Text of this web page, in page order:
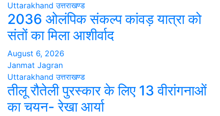
Uttarakhand उत्तराखण्ड
2036 ओलंपिक संकल्प कांवड़ यात्रा को
संतों का मिला आशीर्वाद
August 6, 2026
Janmat Jagran
Uttarakhand उत्तराखण्ड
तीलू रौतेली पुरस्कार के लिए 13 वीरांगनाओं
का चयन- रेखा आर्या